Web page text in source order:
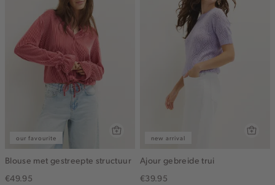
our favourite
Blouse met gestreepte structuur
€49.95
new arrival
Ajour gebreide trui
€39.95